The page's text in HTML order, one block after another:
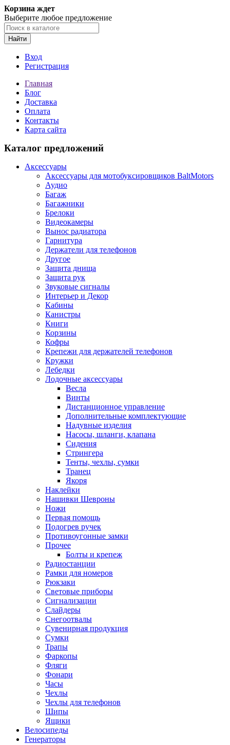
Корзина ждет
Выберите любое предложение
Найти
Вход
Регистрация
Главная
Блог
Доставка
Оплата
Контакты
Карта сайта
Каталог предложений
Аксессуары
Аксессуары для мотобуксировщиков BaltMotors
Аудио
Багаж
Багажники
Брелоки
Видеокамеры
Вынос радиатора
Гарнитура
Держатели для телефонов
Другое
Защита днища
Защита рук
Звуковые сигналы
Интерьер и Декор
Кабины
Канистры
Книги
Корзины
Кофры
Крепежи для держателей телефонов
Кружки
Лебедки
Лодочные аксессуары
Весла
Винты
Дистанционное управление
Дополнительные комплектующие
Надувные изделия
Насосы, шланги, клапана
Сидения
Стрингера
Тенты, чехлы, сумки
Транец
Якоря
Наклейки
Нашивки Шевроны
Ножи
Первая помощь
Подогрев ручек
Противоугонные замки
Прочее
Болты и крепеж
Радиостанции
Рамки для номеров
Рюкзаки
Световые приборы
Сигнализации
Слайдеры
Снегоотвалы
Сувенирная продукция
Сумки
Трапы
Фаркопы
Фляги
Фонари
Часы
Чехлы
Чехлы для телефонов
Шипы
Ящики
Велосипеды
Генераторы